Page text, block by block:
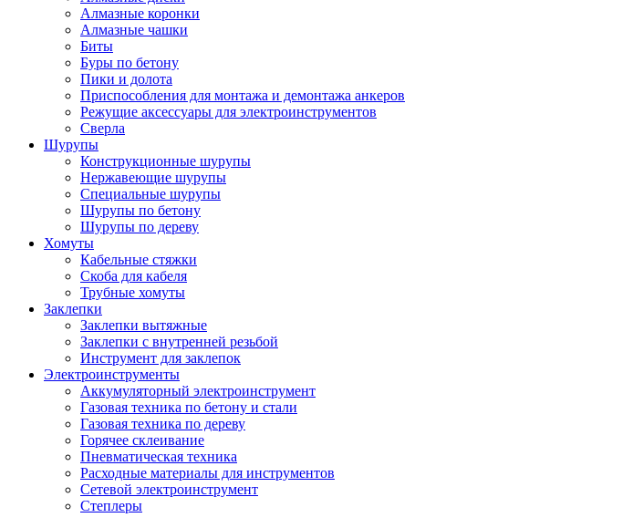
Алмазные коронки
Алмазные чашки
Биты
Буры по бетону
Пики и долота
Приспособления для монтажа и демонтажа анкеров
Режущие аксессуары для электроинструментов
Сверла
Шурупы
Конструкционные шурупы
Нержавеющие шурупы
Специальные шурупы
Шурупы по бетону
Шурупы по дереву
Хомуты
Кабельные стяжки
Скоба для кабеля
Трубные хомуты
Заклепки
Заклепки вытяжные
Заклепки с внутренней резьбой
Инструмент для заклепок
Электроинструменты
Аккумуляторный электроинструмент
Газовая техника по бетону и стали
Газовая техника по дереву
Горячее склеивание
Пневматическая техника
Расходные материалы для инструментов
Сетевой электроинструмент
Степлеры